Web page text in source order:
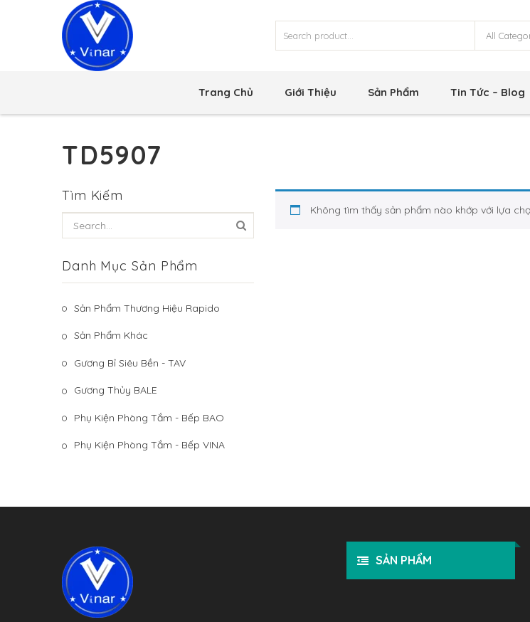
All
Trang Chủ Giới Thiệu Sản Phẩm Tin Tức – Blog
TD5907
Tìm Kiếm
Danh Mục Sản Phẩm
Sản Phẩm Thương Hiệu Rapido
Sản Phẩm Khác
Gương Bỉ Siêu Bền - TAV
Gương Thủy BALE
Phụ Kiện Phòng Tắm - Bếp BAO
Phụ Kiện Phòng Tắm - Bếp VINA
Không tìm thấy sản phẩm nào khớp với lựa
SẢN PHẨM